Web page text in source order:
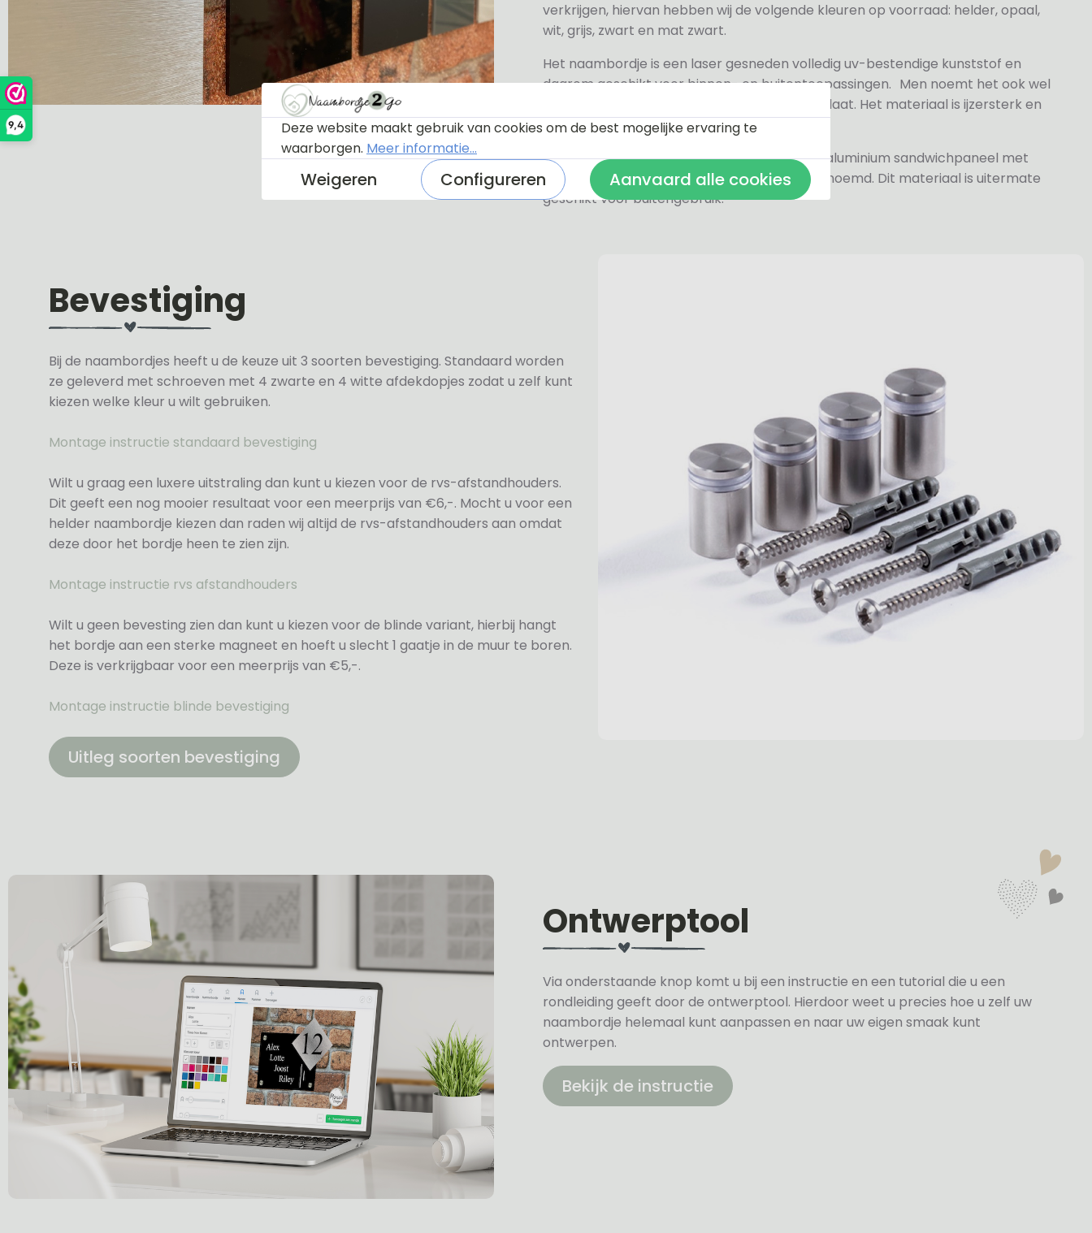
9,4
verkrijgen, hiervan hebben wij de volgende kleuren op voorraad: helder, opaal,
wit, grijs, zwart en mat zwart.
Het naambordje is een laser gesneden volledig uv-bestendige kunststof en
daarom geschikt voor binnen- en buitentoepassingen. Men noemt het ook wel
een perspex naambordje of acrylaat naamplaat. Het materiaal is ijzersterk en
zeer licht.
De RVS-look naambordjes zijn gemaakt van aluminium sandwichpaneel met
een geborstelde toplaag. Ook wel dibond genoemd. Dit materiaal is uitermate
geschikt voor buitengebruik.
Bevestiging
Bij de naambordjes heeft u de keuze uit 3 soorten bevestiging. Standaard worden
ze geleverd met schroeven met 4 zwarte en 4 witte afdekdopjes zodat u zelf kunt
kiezen welke kleur u wilt gebruiken.
Montage instructie standaard bevestiging
Wilt u graag een luxere uitstraling dan kunt u kiezen voor de rvs-afstandhouders.
Dit geeft een nog mooier resultaat voor een meerprijs van €6,-. Mocht u voor een
helder naambordje kiezen dan raden wij altijd de rvs-afstandhouders aan omdat
deze door het bordje heen te zien zijn.
Montage instructie rvs afstandhouders
Wilt u geen bevesting zien dan kunt u kiezen voor de blinde variant, hierbij hangt
het bordje aan een sterke magneet en hoeft u slecht 1 gaatje in de muur te boren.
Deze is verkrijgbaar voor een meerprijs van €5,-.
Montage instructie blinde bevestiging
Uitleg soorten bevestiging
Ontwerptool
Via onderstaande knop komt u bij een instructie en een tutorial die u een
rondleiding geeft door de ontwerptool. Hierdoor weet u precies hoe u zelf uw
naambordje helemaal kunt aanpassen en naar uw eigen smaak kunt
ontwerpen.
Bekijk de instructie
Deze website maakt gebruik van cookies om de best mogelijke ervaring te
waarborgen. Meer informatie...
Weigeren Configureren Aanvaard alle cookies